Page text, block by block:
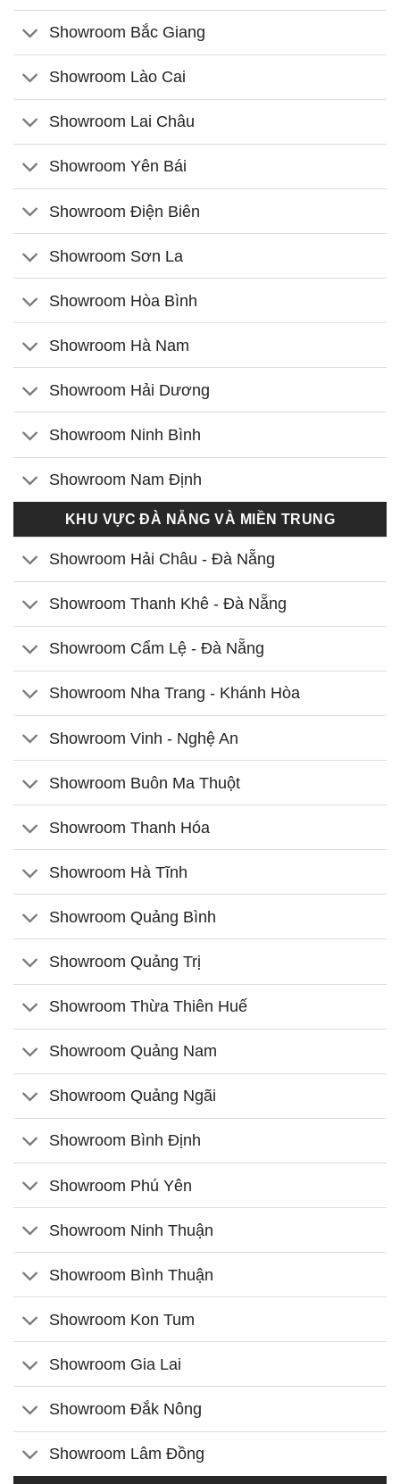
Showroom Bắc Giang
Showroom Lào Cai
Showroom Lai Châu
Showroom Yên Bái
Showroom Điện Biên
Showroom Sơn La
Showroom Hòa Bình
Showroom Hà Nam
Showroom Hải Dương
Showroom Ninh Bình
Showroom Nam Định
KHU VỰC ĐÀ NẴNG VÀ MIỀN TRUNG
Showroom Hải Châu - Đà Nẵng
Showroom Thanh Khê - Đà Nẵng
Showroom Cẩm Lệ - Đà Nẵng
Showroom Nha Trang - Khánh Hòa
Showroom Vinh - Nghệ An
Showroom Buôn Ma Thuột
Showroom Thanh Hóa
Showroom Hà Tĩnh
Showroom Quảng Bình
Showroom Quảng Trị
Showroom Thừa Thiên Huế
Showroom Quảng Nam
Showroom Quảng Ngãi
Showroom Bình Định
Showroom Phú Yên
Showroom Ninh Thuận
Showroom Bình Thuận
Showroom Kon Tum
Showroom Gia Lai
Showroom Đắk Nông
Showroom Lâm Đồng